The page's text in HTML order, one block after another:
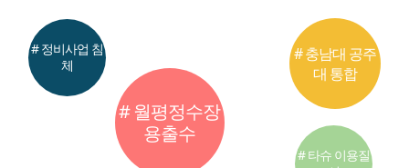
# 월평정수장
용출수
# 충남대 공주
대 통합
# 정비사업 침
체
# 타슈 이용질